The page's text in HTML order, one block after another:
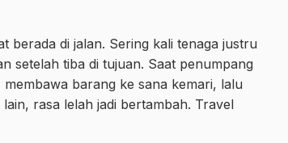
berada di jalan. Sering kali tenaga justru
setelah tiba di tujuan. Saat penumpang
barang ke sana kemari, lalu
rasa lelah jadi bertambah. Travel